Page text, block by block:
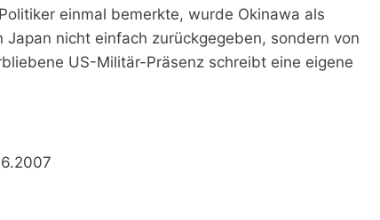
einmal bemerkte, wurde Okinawa als
nicht einfach zurückgegeben, sondern von
US-Militär-Präsenz schreibt eine eigene